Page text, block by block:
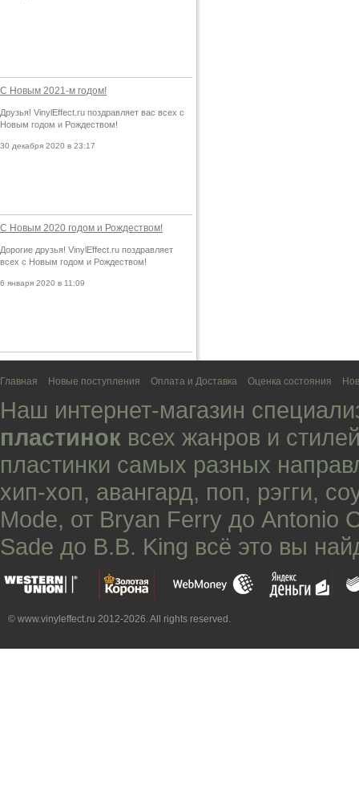
С Новым 2021-м годом!
Друзья! VinylEffect.ru поздравляет вас всех с
Новым годом и Рождеством!
30 декабря 2020 в 23:17
С Новым 2020 годом и Рождеством!
Дорогие друзья! VinylEffect.ru поздравляет
всех с Новым годом и Рождеством!
6 января 2020 в 11:09
Главная Новые поступления Оплата и Доставка Оценка состояния
Наш интернет-магазин
пластинок всех жанров и
пластинки самых разных
хип-хоп, авангард, поп, рэгги,
Mode, от Bryan Ferry до Antonio
Sade до B.B. King всё это вы
© www.vinyleffect.ru 2012-2026. All rights reserved.